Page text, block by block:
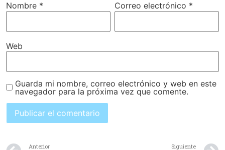
Nombre * Correo electrónico *
Web
Guarda mi nombre, correo electrónico y web en este
navegador para la próxima vez que comente.
Anterior Siguiente